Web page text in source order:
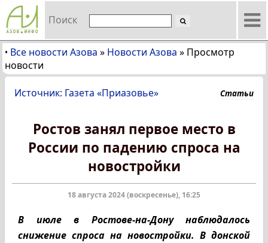
Поиск
• Все новости Азова » Новости Азова » Просмотр
новости
Источник: Газета «Приазовье» Статьи
Ростов занял первое место в
России по падению спроса на
новостройки
18 августа 2024 (воскресенье), 16:25
В июле в Ростове-на-Дону наблюдалось
снижение спроса на новостройки. В донской